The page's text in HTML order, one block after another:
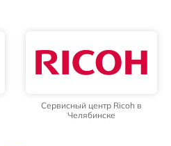
Сервисный центр Ricoh в
Челябинске